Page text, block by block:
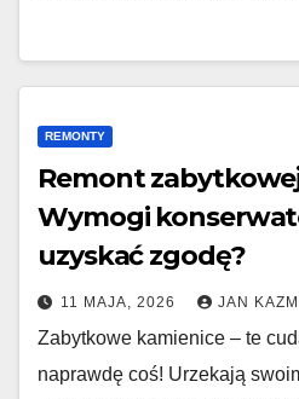
REMONTY
Remont
Wymogi
uzyskać zgodę?
11 MAJA, 2026 JAN
Zabytkowe kamienice – te
naprawdę coś! Urzekają